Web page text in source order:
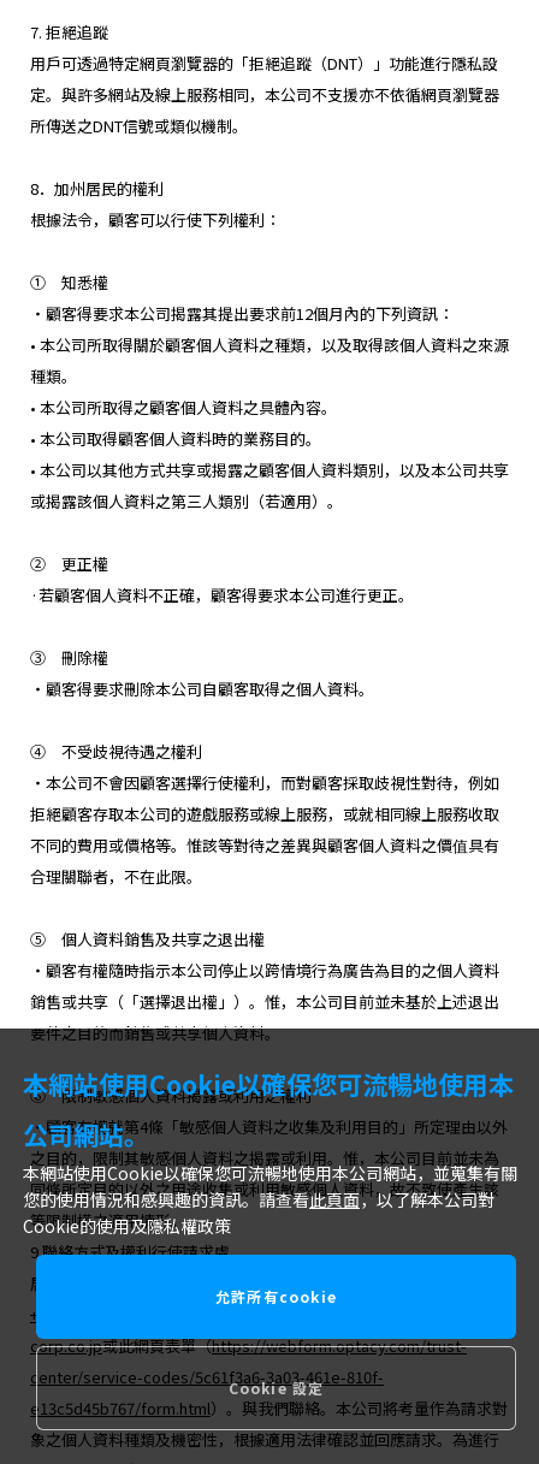
7. 拒絕追蹤
用戶可透過特定網頁瀏覽器的「拒絕追蹤（DNT）」功能進行隱私設
定。與許多網站及線上服務相同，本公司不支援亦不依循網頁瀏覽器
所傳送之DNT信號或類似機制。
8．加州居民的權利
根據法令，顧客可以行使下列權利：
① 知悉權
・顧客得要求本公司揭露其提出要求前12個月內的下列資訊：
• 本公司所取得關於顧客個人資料之種類，以及取得該個人資料之來源
種類。
• 本公司所取得之顧客個人資料之具體內容。
• 本公司取得顧客個人資料時的業務目的。
• 本公司以其他方式共享或揭露之顧客個人資料類別，以及本公司共享
或揭露該個人資料之第三人類別（若適用）。
② 更正權
·若顧客個人資料不正確，顧客得要求本公司進行更正。
③ 刪除權
・顧客得要求刪除本公司自顧客取得之個人資料。
④ 不受歧視待遇之權利
・本公司不會因顧客選擇行使權利，而對顧客採取歧視性對待，例如
拒絕顧客存取本公司的遊戲服務或線上服務，或就相同線上服務收取
不同的費用或價格等。惟該等對待之差異與顧客個人資料之價值具有
合理關聯者，不在此限。
⑤ 個人資料銷售及共享之退出權
・顧客有權隨時指示本公司停止以跨情境行為廣告為目的之個人資料
銷售或共享（「選擇退出權」）。惟，本公司目前並未基於上述退出
要件之目的而銷售或共享個人資料。
⑥ 限制敏感個人資料揭露或利用之權利
・顧客有權就第4條「敏感個人資料之收集及利用目的」所定理由以外
之目的，限制其敏感個人資料之揭露或利用。惟，本公司目前並未為
同條所定目的以外之用途收集或利用敏感個人資料，故不致使產生該
等限制權之適用情形。
9.聯絡方式及權利行使請求處
居住於美國加州之當事人權利相關請求，請透過免付費電話
+1（866）467-8688
corp.co.jp或此網頁表單（https://webform.optacy.com/trust-
center/service-codes/5c61f3a6-3a03-461e-810f-
e13c5d45b767/form.html）。與我們聯絡。本公司將考量作為請求對
象之個人資料種類及機密性，根據適用法律確認並回應請求。為進行
本網站使用Cookie以確保您可流暢地使用本
公司網站。
本網站使用Cookie以確保您可流暢地使用本公司網站，並蒐集有關
您的使用情況和感興趣的資訊。請查看此頁面，以了解本公司對
Cookie的使用及隱私權政策
允許所有cookie
Cookie 設定